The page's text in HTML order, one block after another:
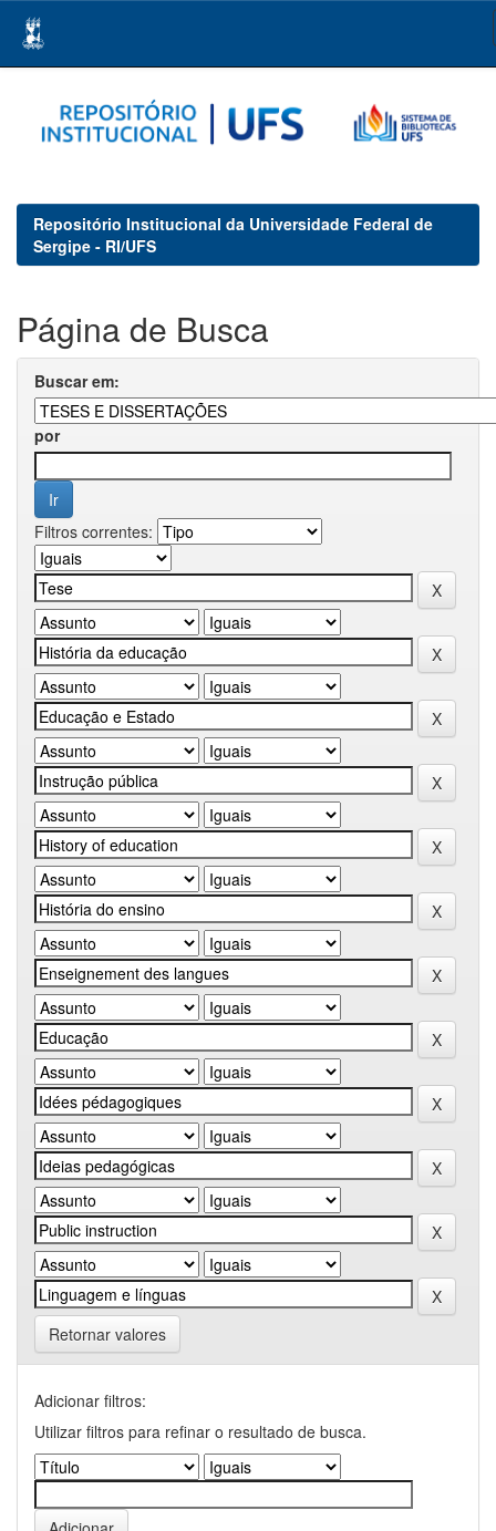
navigation
Repositório Institucional da Universidade Federal de
Sergipe - RI/UFS
Página de Busca
Buscar em:
por
Filtros correntes:
Retornar valores
Adicionar filtros:
Utilizar filtros para refinar o resultado de busca.